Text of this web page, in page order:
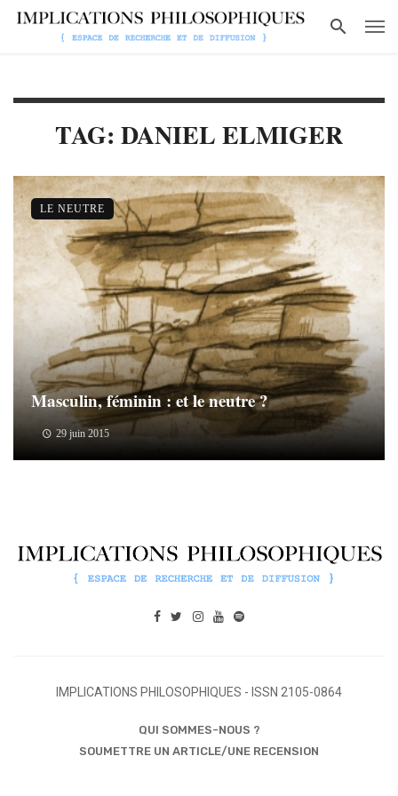
TAG: DANIEL ELMIGER
Masculin, féminin : et le neutre ?
29 juin 2015
LE NEUTRE
IMPLICATIONS PHILOSOPHIQUES - ISSN 2105-0864
QUI SOMMES-NOUS ?
SOUMETTRE UN ARTICLE/UNE RECENSION